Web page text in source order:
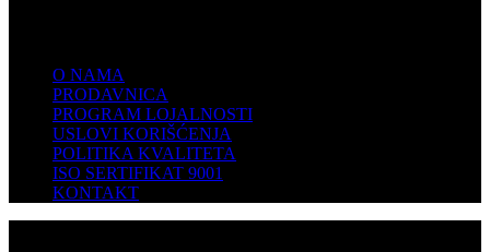
O NAMA
PRODAVNICA
PROGRAM LOJALNOSTI
USLOVI KORIŠĆENJA
POLITIKA KVALITETA
ISO SERTIFIKAT 9001
KONTAKT